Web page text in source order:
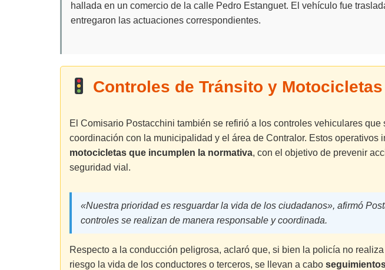
hallada en un comercio de la calle Pedro Estanguet. El vehículo fue
entregaron las actuaciones correspondientes.
Controles de Tránsito y Motocicletas
El Comisario Postacchini también se refirió a los controles vehiculares que
coordinación con la municipalidad y el área de Contralor. Estos operativos
motocicletas que incumplen la normativa, con el objetivo de prevenir
seguridad vial.
«Nuestra prioridad es resguardar la vida de los ciudadanos», afirmó
controles se realizan de manera responsable y coordinada.
Respecto a la conducción peligrosa, aclaró que, si bien la policía no
riesgo la vida de los conductores o terceros, se llevan a cabo